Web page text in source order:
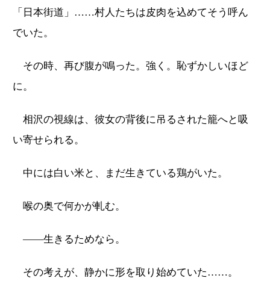
「日本街道」……村人たちは皮肉を込めてそう呼ん
でいた。
その時、再び腹が鳴った。強く。恥ずかしいほど
に。
相沢の視線は、彼女の背後に吊るされた籠へと吸
い寄せられる。
中には白い米と、まだ生きている鶏がいた。
喉の奥で何かが軋む。
――生きるためなら。
その考えが、静かに形を取り始めていた……。